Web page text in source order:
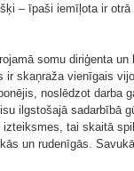
– īpaši iemīļota ir otrā
somu diriģenta
ir skaņraža vienīgais
noslēdzot darba
ilgstošajā sadarbībā
tai skaitā
un rudenīgās.